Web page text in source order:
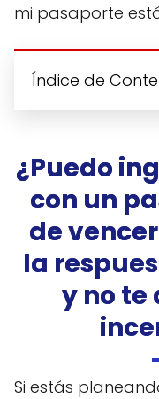
mi pasaporte
Índice de
¿Puedo
con un
de
la
y no te
Si estás